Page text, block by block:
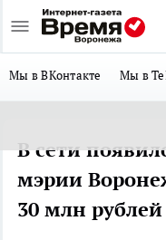
Мы в ВКонтакте Мы в
В сети
мэрии
30 млн рублей